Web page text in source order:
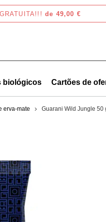
de 49,00 €
biológicos Cartões de
erva-mate Guarani Wild Jungle 50